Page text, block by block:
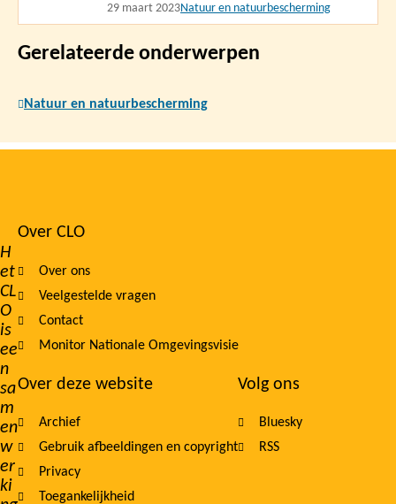
29 maart 2023Natuur en natuurbescherming
Gerelateerde onderwerpen
Natuur en natuurbescherming
H
et
CL
O
is
ee
n
sa
m
en
w
er
ki
Footer
navigation
Over CLO
Over ons
Veelgestelde vragen
Contact
Monitor Nationale Omgevingsvisie
Over deze website
Archief
Gebruik afbeeldingen en copyright
Privacy
Toegankelijkheid
Volg ons
Bluesky
RSS